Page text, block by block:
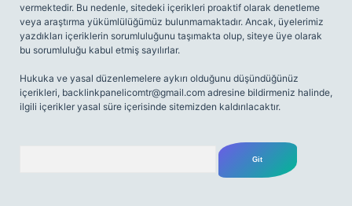
vermektedir. Bu nedenle, sitedeki içerikleri proaktif olarak denetleme
veya araştırma yükümlülüğümüz bulunmamaktadır. Ancak, üyelerimiz
yazdıkları içeriklerin sorumluluğunu taşımakta olup, siteye üye olarak
bu sorumluluğu kabul etmiş sayılırlar.
Hukuka ve yasal düzenlemelere aykırı olduğunu düşündüğünüz
içerikleri, backlinkpanelicomtr@gmail.com adresine bildirmeniz halinde,
ilgili içerikler yasal süre içerisinde sitemizden kaldırılacaktır.